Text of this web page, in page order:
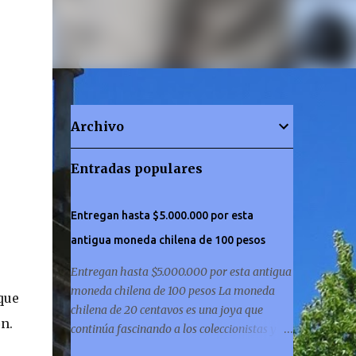
Archivo
Entradas populares
Entregan hasta $5.000.000 por esta
antigua moneda chilena de 100 pesos
Entregan hasta $5.000.000 por esta antigua
moneda chilena de 100 pesos La moneda
chilena de 20 centavos es una joya que
continúa fascinando a los coleccionistas y a
los amantes de la historia por igual. ¿Has